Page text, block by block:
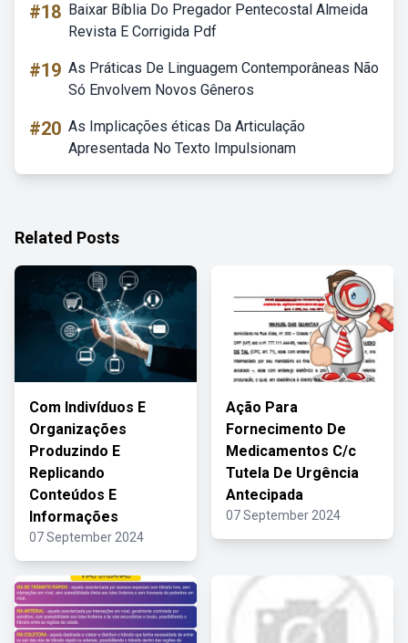
#18 Baixar Bíblia Do Pregador Pentecostal Almeida
Revista E Corrigida Pdf
#19 As Práticas De Linguagem Contemporâneas Não
Só Envolvem Novos Gêneros
#20 As Implicações éticas Da Articulação
Apresentada No Texto Impulsionam
Related Posts
Com Indivíduos E
Organizações
Produzindo E
Replicando
Conteúdos E
Informações
07 September 2024
Ação Para
Fornecimento De
Medicamentos C/c
Tutela De Urgência
Antecipada
07 September 2024